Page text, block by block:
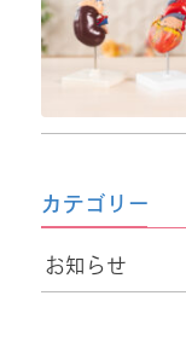
カテゴリー
お知らせ